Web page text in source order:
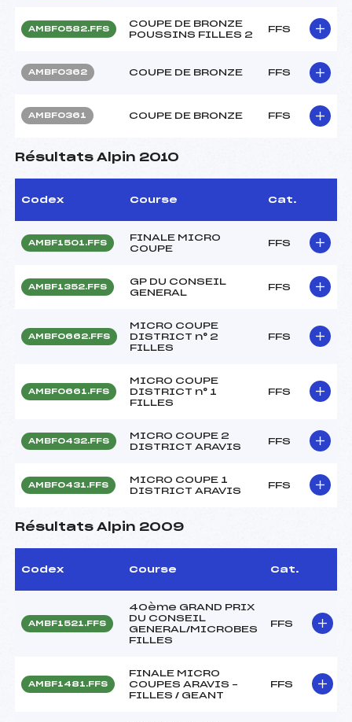
AMBF0582.FFS
COUPE DE BRONZE
POUSSINS FILLES 2
FFS
AMBF0362 COUPE DE BRONZE FFS
AMBF0361 COUPE DE BRONZE FFS
Résultats Alpin 2010
Codex Course Cat.
AMBF1501.FFS
FINALE MICRO
COUPE
FFS
AMBF1352.FFS
GP DU CONSEIL
GENERAL
FFS
AMBF0662.FFS
MICRO COUPE
DISTRICT n° 2
FILLES
FFS
AMBF0661.FFS
MICRO COUPE
DISTRICT n° 1
FILLES
FFS
AMBF0432.FFS
MICRO COUPE 2
DISTRICT ARAVIS
FFS
AMBF0431.FFS
MICRO COUPE 1
DISTRICT ARAVIS
FFS
Résultats Alpin 2009
Codex Course Cat.
AMBF1521.FFS
40ème GRAND PRIX
DU CONSEIL
GENERAL/MICROBES
FILLES
FFS
AMBF1481.FFS
FINALE MICRO
COUPES ARAVIS –
FILLES / GEANT
FFS